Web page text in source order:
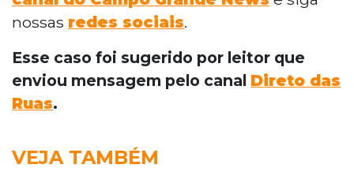
nossas redes sociais.
Esse caso foi sugerido por leitor que
enviou mensagem pelo canal Direto das
Ruas.
VEJA TAMBÉM